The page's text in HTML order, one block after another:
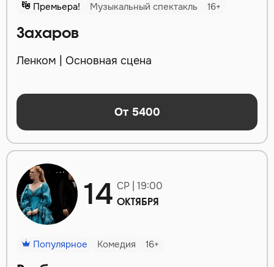
Премьера! Музыкальный спектакль 16+
Захаров
Ленком | Основная сцена
От 5400
14 СР | 19:00
ОКТЯБРЯ
Популярное Комедия 16+